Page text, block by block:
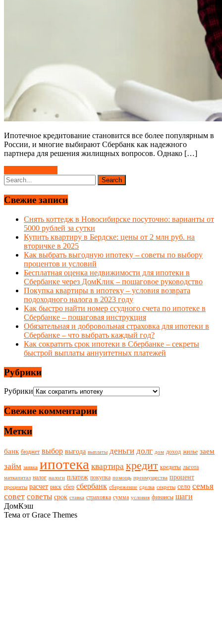
Ипотечное кредитование становится все более популярным в
России, и многие выбирают Сбербанк как надежного
партнера для решения жилищных вопросов. Однако […]
Свежие записи
Снять коттедж в Новосибирске посуточно: варианты от
5000 рублей за сутки
Купить квартиру в Бердске: цены от 2 млн руб. на
вторичке в 2025
Как выбрать выгодную ипотеку – советы по выбору
процентов и условий
Бесплатная оценка недвижимости для ипотеки в
Сбербанке через ДомКлик – пошаговое руководство
Покупка квартиры в ипотеку – условия возврата
подоходного налога в 2023 году
Как быстро найти номер ссудного счета по ипотеке в
Сбербанке – пошаговая инструкция
Обязательная и добровольная страховка для ипотеки в
Сбербанке – что выбрать каждый год?
Как сократить срок ипотеки в Сбербанке – секреты
быстрой выплаты аннуитетных платежей
Рубрики
Рубрики
Свежие комментарии
Метки
банк бюджет выбор выгода выплаты деньги долг дом доход жилье заем
займ заявка ипотека квартира кредит кредиты льгота
маткапитал налог налоги платеж покупка помощь преимущества процент
проценты расчет риск сбер сбербанк сбережение сделка секреты село семья
совет советы срок ставка страховка сумма условия финансы шаги
ДомКэш
Тема от Grace Themes